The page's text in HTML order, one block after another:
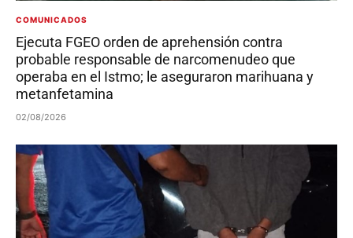
COMUNICADOS
Ejecuta FGEO orden de aprehensión contra
probable responsable de narcomenudeo que
operaba en el Istmo; le aseguraron marihuana y
metanfetamina
02/08/2026